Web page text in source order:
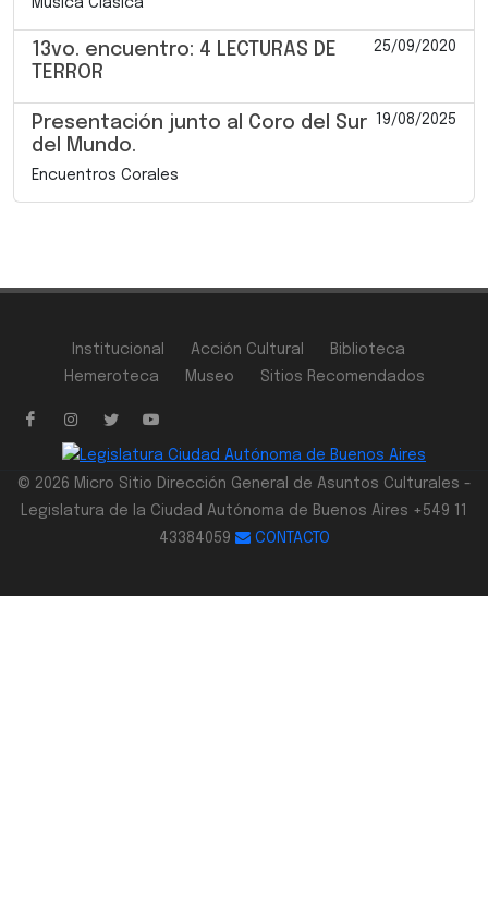
Música Clásica
13vo. encuentro: 4 LECTURAS DE
TERROR
25/09/2020
Presentación junto al Coro del Sur
del Mundo.
19/08/2025
Encuentros Corales
Institucional Acción Cultural
Biblioteca
Hemeroteca
Museo Sitios Recomendados
© 2026 Micro Sitio Dirección General de Asuntos Culturales -
Legislatura de la Ciudad Autónoma de Buenos Aires +549 11
43384059
CONTACTO